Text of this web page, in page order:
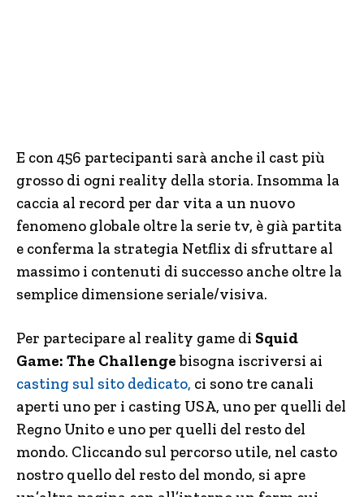
E con 456 partecipanti sarà anche il cast più
grosso di ogni reality della storia. Insomma la
caccia al record per dar vita a un nuovo
fenomeno globale oltre la serie tv, è già partita
e conferma la strategia Netflix di sfruttare al
massimo i contenuti di successo anche oltre la
semplice dimensione seriale/visiva.
Per partecipare al reality game di Squid
Game: The Challengebisogna iscriversi ai
casting sul sito dedicato, ci sono tre canali
aperti uno per i casting USA, uno per quelli del
Regno Unito e uno per quelli del resto del
mondo. Cliccando sul percorso utile, nel casto
nostro quello del resto del mondo, si apre